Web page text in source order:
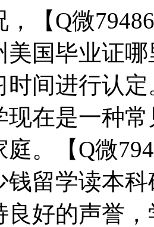
，【Q微
美国毕业证
时间进行认定
现在是一种
庭。【Q微
钱留学读本
良好的声誉